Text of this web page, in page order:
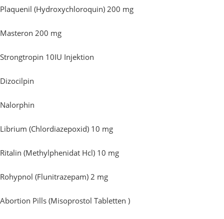
Plaquenil (Hydroxychloroquin) 200 mg
Masteron 200 mg
Strongtropin 10IU Injektion
Dizocilpin
Nalorphin
Librium (Chlordiazepoxid) 10 mg
Ritalin (Methylphenidat Hcl) 10 mg
Rohypnol (Flunitrazepam) 2 mg
Abortion Pills (Misoprostol Tabletten )